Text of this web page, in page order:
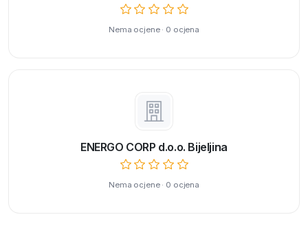
Nema ocjene · 0 ocjena
ENERGO CORP d.o.o. Bijeljina
Nema ocjene · 0 ocjena